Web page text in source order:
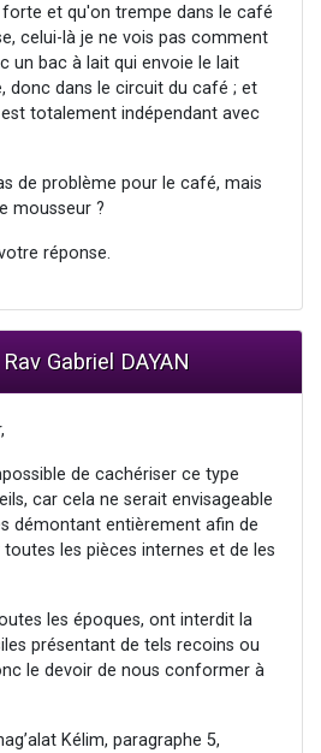
forte et qu'on trempe dans le café
celui-là je ne vois pas comment
un bac à lait qui envoie le lait
donc dans le circuit du café ; et
totalement indépendant avec
de problème pour le café, mais
mousseur ?
réponse.
Gabriel DAYAN
de cachériser ce type
car cela ne serait envisageable
démontant entièrement afin de
toutes les pièces internes et de les
les époques, ont interdit la
présentant de tels recoins ou
le devoir de nous conformer à
Kélim, paragraphe 5,